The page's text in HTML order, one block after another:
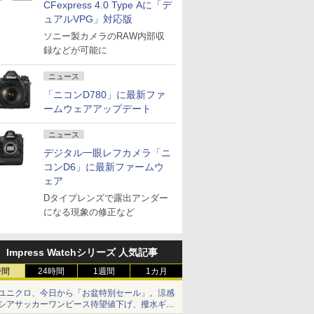
CFexpress 4.0 Type Aに「デ
ュアルVPG」対応版
ソニー製カメラのRAW内部収
録などが可能に
ニュース
「ニコンD780」に最新ファ
ームウェアアップデート
ニュース
デジタル一眼レフカメラ「ニ
コンD6」に最新ファームウ
ェア
Dタイプレンズで露出アンダー
になる現象の修正など
Impress Watchシリーズ 人気記事
24時間 1週間 1カ月
ニクロ、今日から「お盆特別セール」。涼感
アサッカーワンピース待望値下げ、撥水ギア